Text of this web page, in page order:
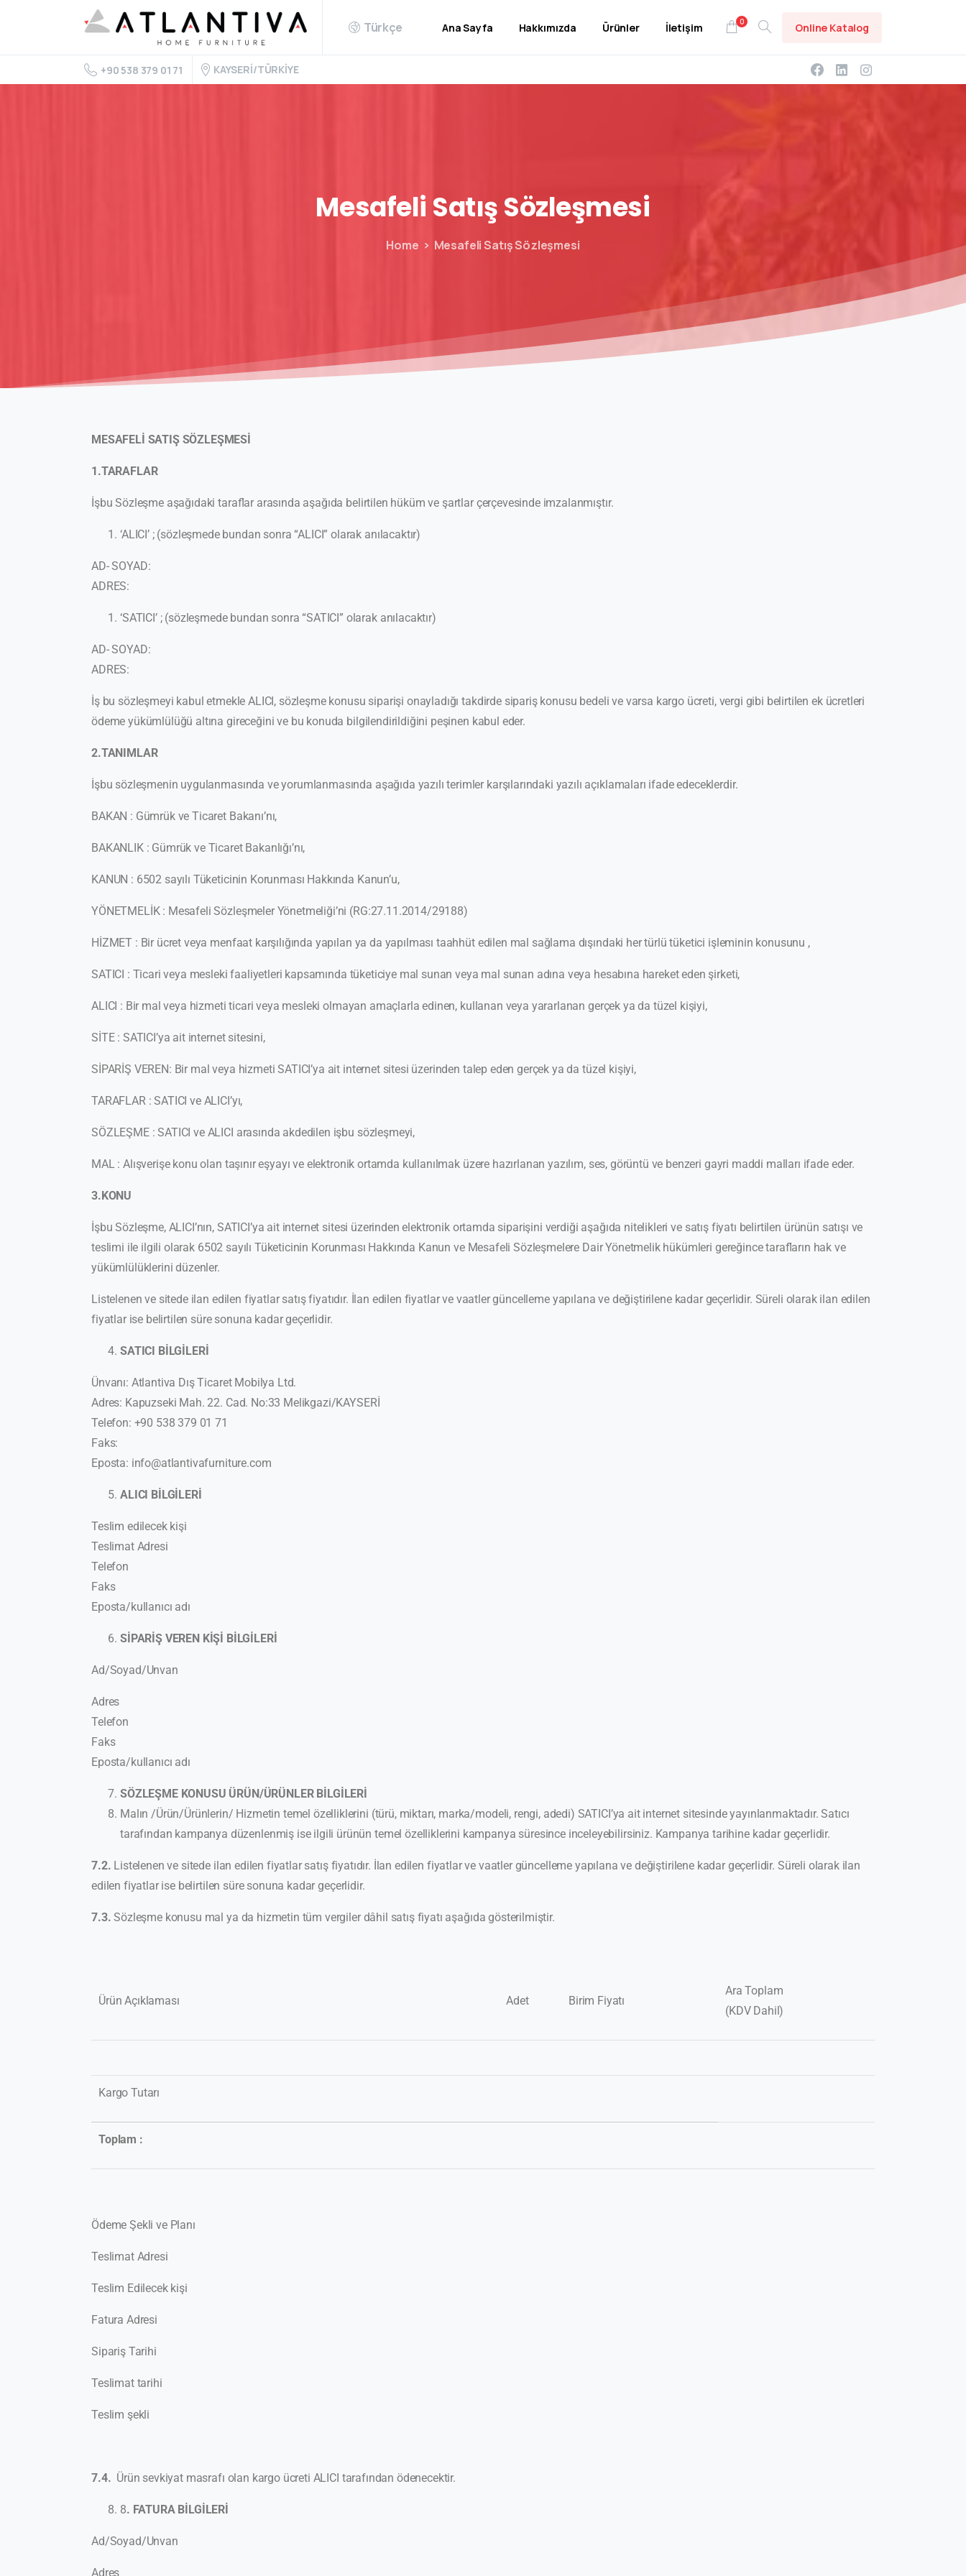
Türkçe Ana Sayfa Hakkımızda Ürünler İletişim 0 Online Katalog
+90 538 379 01 71 KAYSERİ/TÜRKİYE
Mesafeli SatışSözleşmesi
Home Mesafeli Satış Sözleşmesi
MESAFELİ SATIŞ SÖZLEŞMESİ
1.TARAFLAR
İşbu Sözleşme aşağıdaki taraflar arasında aşağıda belirtilen hüküm ve şartlar çerçevesinde imzalanmıştır.
‘ALICI’ ; (sözleşmede bundan sonra “ALICI” olarak anılacaktır)
AD- SOYAD:
ADRES:
‘SATICI’ ; (sözleşmede bundan sonra “SATICI” olarak anılacaktır)
AD- SOYAD:
ADRES:
İş bu sözleşmeyi kabul etmekle ALICI, sözleşme konusu siparişi onayladığı takdirde sipariş konusu bedeli ve varsa kargo ücreti, vergi gibi belirtilen ek ücretleri
ödeme yükümlülüğü altına gireceğini ve bu konuda bilgilendirildiğini peşinen kabul eder.
2.TANIMLAR
İşbu sözleşmenin uygulanmasında ve yorumlanmasında aşağıda yazılı terimler karşılarındaki yazılı açıklamaları ifade edeceklerdir.
BAKAN : Gümrük ve Ticaret Bakanı’nı,
BAKANLIK : Gümrük ve Ticaret Bakanlığı’nı,
KANUN : 6502 sayılı Tüketicinin Korunması Hakkında Kanun’u,
YÖNETMELİK : Mesafeli Sözleşmeler Yönetmeliği’ni (RG:27.11.2014/29188)
HİZMET : Bir ücret veya menfaat karşılığında yapılan ya da yapılması taahhüt edilen mal sağlama dışındaki her türlü tüketici işleminin konusunu ,
SATICI : Ticari veya mesleki faaliyetleri kapsamında tüketiciye mal sunan veya mal sunan adına veya hesabına hareket eden şirketi,
ALICI : Bir mal veya hizmeti ticari veya mesleki olmayan amaçlarla edinen, kullanan veya yararlanan gerçek ya da tüzel kişiyi,
SİTE : SATICI’ya ait internet sitesini,
SİPARİŞ VEREN: Bir mal veya hizmeti SATICI’ya ait internet sitesi üzerinden talep eden gerçek ya da tüzel kişiyi,
TARAFLAR : SATICI ve ALICI’yı,
SÖZLEŞME : SATICI ve ALICI arasında akdedilen işbu sözleşmeyi,
MAL : Alışverişe konu olan taşınır eşyayı ve elektronik ortamda kullanılmak üzere hazırlanan yazılım, ses, görüntü ve benzeri gayri maddi malları ifade eder.
3.KONU
İşbu Sözleşme, ALICI’nın, SATICI’ya ait internet sitesi üzerinden elektronik ortamda siparişini verdiği aşağıda nitelikleri ve satış fiyatı belirtilen ürünün satışı ve
teslimi ile ilgili olarak 6502 sayılı Tüketicinin Korunması Hakkında Kanun ve Mesafeli Sözleşmelere Dair Yönetmelik hükümleri gereğince tarafların hak ve
yükümlülüklerini düzenler.
Listelenen ve sitede ilan edilen fiyatlar satış fiyatıdır. İlan edilen fiyatlar ve vaatler güncelleme yapılana ve değiştirilene kadar geçerlidir. Süreli olarak ilan edilen
fiyatlar ise belirtilen süre sonuna kadar geçerlidir.
SATICI BİLGİLERİ
Ünvanı: Atlantiva Dış Ticaret Mobilya Ltd.
Adres: Kapuzseki Mah. 22. Cad. No:33 Melikgazi/KAYSERİ
Telefon: +90 538 379 01 71
Faks:
Eposta: info@atlantivafurniture.com
ALICI BİLGİLERİ
Teslim edilecek kişi
Teslimat Adresi
Telefon
Faks
Eposta/kullanıcı adı
SİPARİŞ VEREN KİŞİ BİLGİLERİ
Ad/Soyad/Unvan
Adres
Telefon
Faks
Eposta/kullanıcı adı
SÖZLEŞME KONUSU ÜRÜN/ÜRÜNLER BİLGİLERİ
Malın /Ürün/Ürünlerin/ Hizmetin temel özelliklerini (türü, miktarı, marka/modeli, rengi, adedi) SATICI’ya ait internet sitesinde yayınlanmaktadır. Satıcı
tarafından kampanya düzenlenmiş ise ilgili ürünün temel özelliklerini kampanya süresince inceleyebilirsiniz. Kampanya tarihine kadar geçerlidir.
7.2. Listelenen ve sitede ilan edilen fiyatlar satış fiyatıdır. İlan edilen fiyatlar ve vaatler güncelleme yapılana ve değiştirilene kadar geçerlidir. Süreli olarak ilan
edilen fiyatlar ise belirtilen süre sonuna kadar geçerlidir.
7.3. Sözleşme konusu mal ya da hizmetin tüm vergiler dâhil satış fiyatı aşağıda gösterilmiştir.
Ürün Açıklaması Adet Birim Fiyatı
Ara Toplam
(KDV Dahil)
Kargo Tutarı
Toplam :
Ödeme Şekli ve Planı
Teslimat Adresi
Teslim Edilecek kişi
Fatura Adresi
Sipariş Tarihi
Teslimat tarihi
Teslim şekli
7.4. Ürün sevkiyat masrafı olan kargo ücreti ALICI tarafından ödenecektir.
8. FATURA BİLGİLERİ
Ad/Soyad/Unvan
Adres